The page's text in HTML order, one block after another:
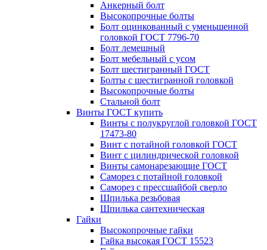
Анкерный болт
Высокопрочные болты
Болт оцинкованный с уменьшенной
головкой ГОСТ 7796-70
Болт лемешный
Болт мебельный с усом
Болт шестигранный ГОСТ
Болты с шестигранной головкой
Высокопрочные болты
Стальной болт
Винты ГОСТ купить
Винты с полукруглой головкой ГОСТ
17473-80
Винт с потайной головкой ГОСТ
Винт с цилиндрической головкой
Винты самонарезающие ГОСТ
Саморез с потайной головкой
Саморез с прессшайбой сверло
Шпилька резьбовая
Шпилька сантехническая
Гайки
Высокопрочные гайки
Гайка высокая ГОСТ 15523